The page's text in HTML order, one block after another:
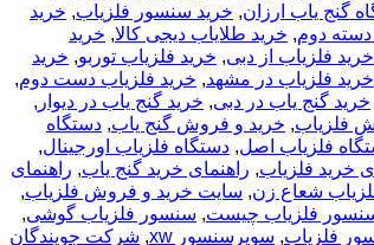
گنج یاب ارزان, خرید سنسور فلزیاب, خرید
دسته دوم, خرید طلایاب دیجی کالا, خرید
خرید فلزیاب از دبی, خرید فلزیاب توربو, خرید
خرید فلزیاب در مشهد, خرید فلزیاب دست دوم,
خرید گنج یاب در دبی, خرید گنج یاب در دیوار ,
فلزیاب, خرید و فروش گنج یاب, دستگاه
فلزیاب اصل, دستگاه فلزیاب اورجینال,
خرید فلزیاب, راهنمای خرید گنج یاب, راهنمای
شعاع زن, سایت خرید و فروش فلزیاب,
فلزیاب چیست, سنسور فلزیاب گوشی,
فلزیاب, سوپرسنسور xw , شرکت جویندگان